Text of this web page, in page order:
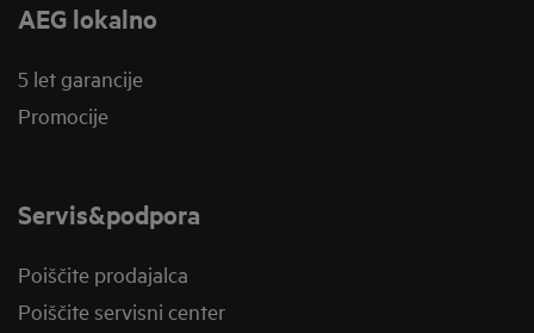
AEG lokalno
5 let garancije
Promocije
Servis&podpora
Poiščite prodajalca
Poiščite servisni center